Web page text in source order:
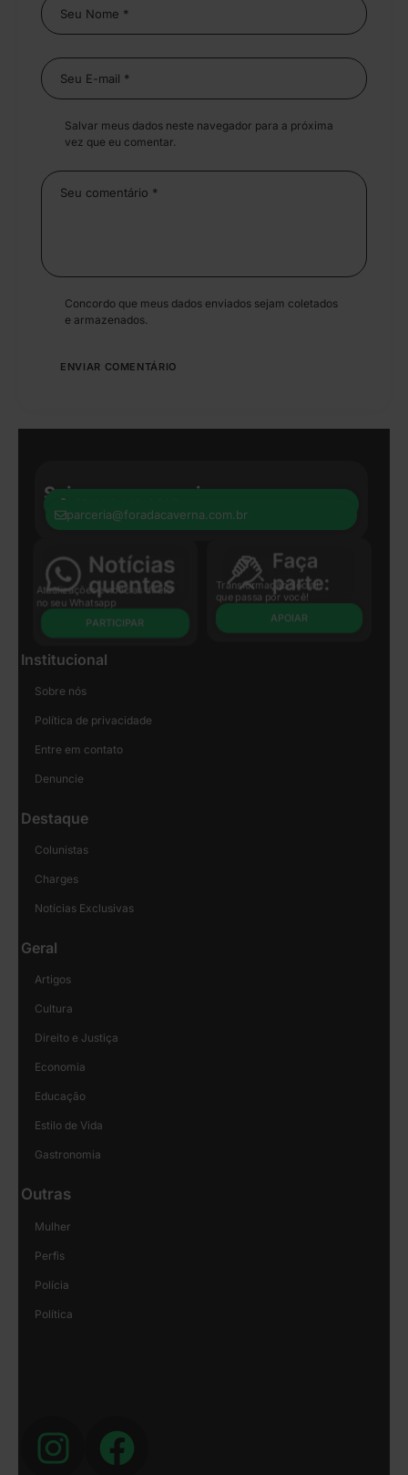
Salvar meus dados neste navegador para a próxima
vez que eu comentar.
Concordo que meus dados enviados sejam coletados
e armazenados.
Seja nosso parceiro:
parceria@foradacaverna.com.br
Atualizações e notícias direto
no seu Whatsapp
PARTICIPAR
Transformação Social
que passa por você!
APOIAR
Institucional
Sobre nós
Política de privacidade
Entre em contato
Denuncie
Destaque
Colunistas
Charges
Notícias Exclusivas
Geral
Artigos
Cultura
Direito e Justiça
Economia
Educação
Estilo de Vida
Gastronomia
Outras
Mulher
Perfis
Polícia
Política